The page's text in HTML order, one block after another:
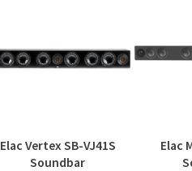
Elac Vertex SB-VJ41S
Soundbar
Elac